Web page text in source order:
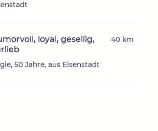
loyal, gesellig,
50 Jahre, aus Eisenstadt
40 km